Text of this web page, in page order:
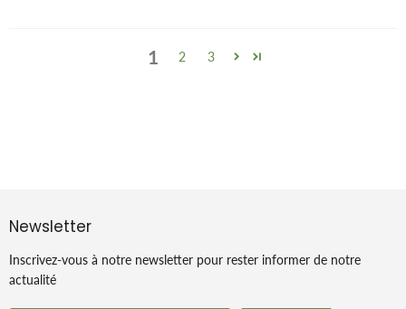
dure d'une semaine à 10
Bouches-du-Rhône (13).
1 2 3
Newsletter
Inscrivez-vous à notre newsletter pour rester informer de notre
actualité